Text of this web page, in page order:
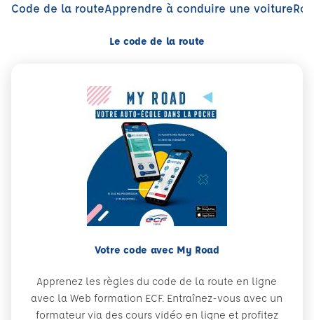
Code de la routeApprendre à conduire une voiture
Le code de la route
Votre code avec My Road
Apprenez les règles du code de la route en ligne
avec la Web formation ECF. Entraînez-vous avec un
formateur via des cours vidéo en ligne et profitez